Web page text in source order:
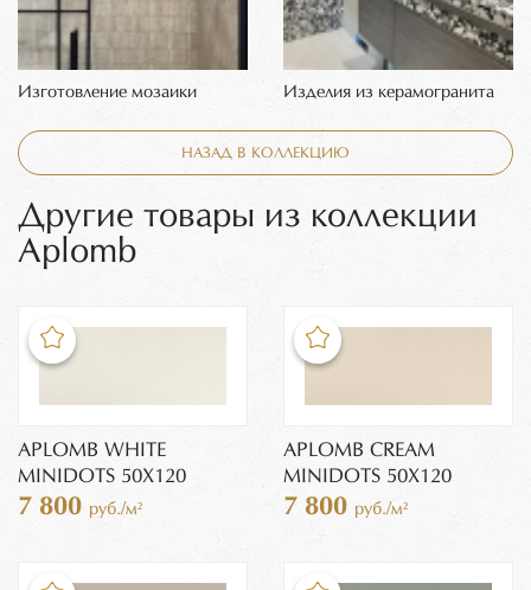
Изготовление мозаики Изделия из керамогранита
НАЗАД В КОЛЛЕКЦИЮ
Другие товары из коллекции
Aplomb
APLOMB WHITE
MINIDOTS 50X120
7 800 руб./м²
APLOMB CREAM
MINIDOTS 50X120
7 800 руб./м²